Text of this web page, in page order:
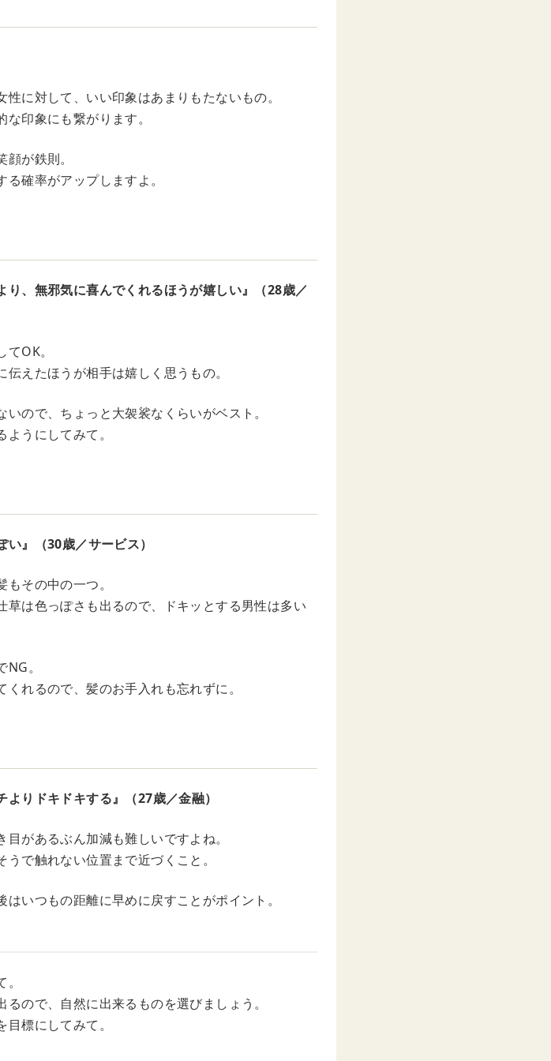
に対して、いい印象はあまりもたないもの。
印象にも繋がります。
が鉄則。
確率がアップしますよ。
り、無邪気に喜んでくれるほうが嬉しい』（28歳／
OK。
えたほうが相手は嬉しく思うもの。
ので、ちょっと大袈裟なくらいがベスト。
うにしてみて。
い』（30歳／サービス）
その中の一つ。
は色っぽさも出るので、ドキッとする男性は多い
。
れるので、髪のお手入れも忘れずに。
りドキドキする』（27歳／金融）
があるぶん加減も難しいですよね。
で触れない位置まで近づくこと。
いつもの距離に早めに戻すことがポイント。
ので、自然に出来るものを選びましょう。
標にしてみて。